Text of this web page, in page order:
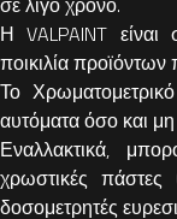
Η VALPAINT είναι
ποικιλία
Το
αυτόματα όσο και
Εναλλακτικά,
χρωστικές πάστες
δοσομετρητές